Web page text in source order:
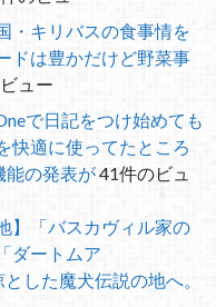
・キリバスの食事情を
は豊かだけど野菜事
ュー
で日記をつけ始めても
適に使ってたところ
能の発表が41件のビュ
】「バスカヴィル家の
ダートムア
した魔犬伝説の地へ。